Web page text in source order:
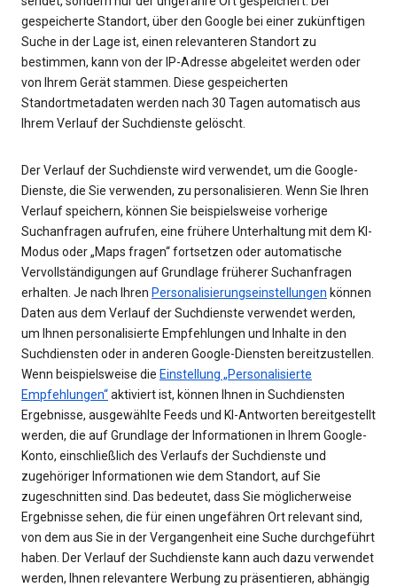
gespeicherte Standort, über den Google bei einer zukünftigen
Suche in der Lage ist, einen relevanteren Standort zu
bestimmen, kann von der IP-Adresse abgeleitet werden oder
von Ihrem Gerät stammen. Diese gespeicherten
Standortmetadaten werden nach 30 Tagen automatisch aus
Ihrem Verlauf der Suchdienste gelöscht.
Der Verlauf der Suchdienste wird verwendet, um die Google-
Dienste, die Sie verwenden, zu personalisieren. Wenn Sie Ihren
Verlauf speichern, können Sie beispielsweise vorherige
Suchanfragen aufrufen, eine frühere Unterhaltung mit dem KI-
Modus oder „Maps fragen“ fortsetzen oder automatische
Vervollständigungen auf Grundlage früherer Suchanfragen
erhalten. Je nach Ihren Personalisierungseinstellungen können
Daten aus dem Verlauf der Suchdienste verwendet werden,
um Ihnen personalisierte Empfehlungen und Inhalte in den
Suchdiensten oder in anderen Google-Diensten bereitzustellen.
Wenn beispielsweise die Einstellung „Personalisierte
Empfehlungen“aktiviert ist, können Ihnen in Suchdiensten
Ergebnisse, ausgewählte Feeds und KI-Antworten bereitgestellt
werden, die auf Grundlage der Informationen in Ihrem Google-
Konto, einschließlich des Verlaufs der Suchdienste und
zugehöriger Informationen wie dem Standort, auf Sie
zugeschnitten sind. Das bedeutet, dass Sie möglicherweise
Ergebnisse sehen, die für einen ungefähren Ort relevant sind,
von dem aus Sie in der Vergangenheit eine Suche durchgeführt
haben. Der Verlauf der Suchdienste kann auch dazu verwendet
werden, Ihnen relevantere Werbung zu präsentieren, abhängig